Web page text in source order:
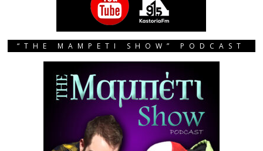
“THE MAMPETI SHOW” PODCAST